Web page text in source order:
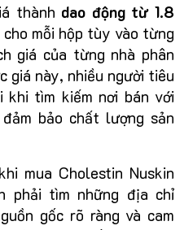
thành dao động từ 1.8
cho mỗi hộp tùy vào từng
giá của từng nhà phân
giá này, nhiều người tiêu
khi tìm kiếm nơi bán với
bảo chất lượng sản
mua Cholestin Nuskin
phải tìm những địa chỉ
gốc rõ ràng và cam